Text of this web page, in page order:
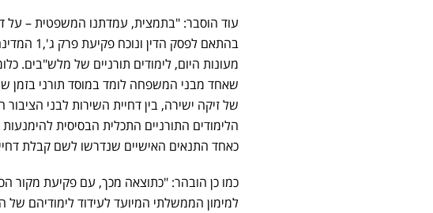
עוד הוסבר: "בתמצית, עמדתנו המשפטית – על
בהתאם
מעונות היום, לימודים תורניים של מלש"בים.
שאחד מבני המשפחה לומד במוסד תורני בזמן
של זיקה ישירה, בין דחיית השירות לבני הציבור
הלימודים התורניים התכלית הבסיסית
כאחד התנאים האישיים שנדרשו לשם קבלת
כמו כן הובהר: "כתוצאה מכך, עם פקיעת מקור
למימון הממשלתי המיועד לעידוד לימודיהם